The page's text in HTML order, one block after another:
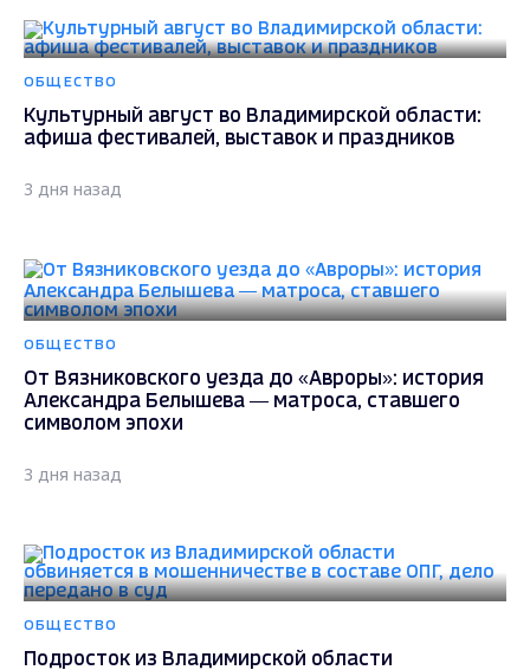
ОБЩЕСТВО
Культурный август во Владимирской области:
афиша фестивалей, выставок и праздников
3 дня назад
ОБЩЕСТВО
От Вязниковского уезда до «Авроры»: история
Александра Белышева — матроса, ставшего
символом эпохи
3 дня назад
ОБЩЕСТВО
Подросток из Владимирской области